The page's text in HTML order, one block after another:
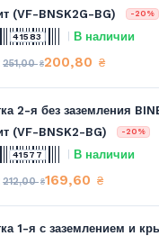
(VF-BNSK2G-BG)
-20%
41583 В наличии
251,00₴200,80 ₴
2-я без заземления
(VF-BNSK2-BG)
-20%
41577 В наличии
212,00₴169,60 ₴
1-я с заземлением и